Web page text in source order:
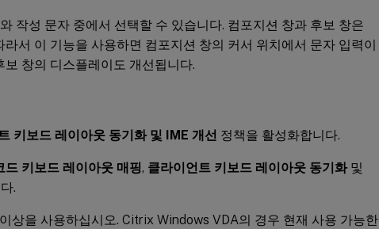
작성 문자 중에서 선택할 수 있습니다. 컴포지션 창과 후보 창은
서 이 기능을 사용하면 컴포지션 창의 커서 위치에서 문자 입력이
창의 디스플레이도 개선됩니다.
키보드 레이아웃 동기화 및 IME 개선 정책을 활성화합니다.
드 키보드 레이아웃 매핑, 클라이언트 키보드 레이아웃 동기화및
.
상을 사용하십시오. Citrix Windows VDA의 경우 현재 사용 가능한